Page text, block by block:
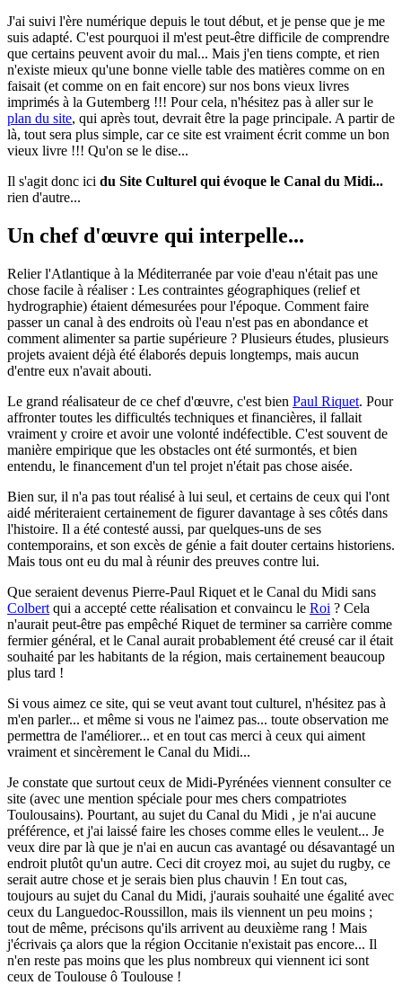
J'ai suivi l'ère numérique depuis le tout début, et je pense que je me
suis adapté. C'est pourquoi il m'est peut-être difficile de comprendre
que certains peuvent avoir du mal... Mais j'en tiens compte, et rien
n'existe mieux qu'une bonne vielle table des matières comme on en
faisait (et comme on en fait encore) sur nos bons vieux livres
imprimés à la Gutemberg !!! Pour cela, n'hésitez pas à aller sur le
plan du site, qui après tout, devrait être la page principale. A partir de
là, tout sera plus simple, car ce site est vraiment écrit comme un bon
vieux livre !!! Qu'on se le dise...
Il s'agit donc ici du Site Culturel qui évoque le Canal du Midi...
rien d'autre...
Un chef d'œuvre qui interpelle...
Relier l'Atlantique à la Méditerranée par voie d'eau n'était pas une
chose facile à réaliser : Les contraintes géographiques (relief et
hydrographie) étaient démesurées pour l'époque. Comment faire
passer un canal à des endroits où l'eau n'est pas en abondance et
comment alimenter sa partie supérieure ? Plusieurs études, plusieurs
projets avaient déjà été élaborés depuis longtemps, mais aucun
d'entre eux n'avait abouti.
Le grand réalisateur de ce chef d'œuvre, c'est bien Paul Riquet. Pour
affronter toutes les difficultés techniques et financières, il fallait
vraiment y croire et avoir une volonté indéfectible. C'est souvent de
manière empirique que les obstacles ont été surmontés, et bien
entendu, le financement d'un tel projet n'était pas chose aisée.
Bien sur, il n'a pas tout réalisé à lui seul, et certains de ceux qui l'ont
aidé mériteraient certainement de figurer davantage à ses côtés dans
l'histoire. Il a été contesté aussi, par quelques-uns de ses
contemporains, et son excès de génie a fait douter certains historiens.
Mais tous ont eu du mal à réunir des preuves contre lui.
Que seraient devenus Pierre-Paul Riquet et le Canal du Midi sans
Colbert qui a accepté cette réalisation et convaincu le Roi ? Cela
n'aurait peut-être pas empêché Riquet de terminer sa carrière comme
fermier général, et le Canal aurait probablement été creusé car il était
souhaité par les habitants de la région, mais certainement beaucoup
plus tard !
Si vous aimez ce site, qui se veut avant tout culturel, n'hésitez pas à
m'en parler... et même si vous ne l'aimez pas... toute observation me
permettra de l'améliorer... et en tout cas merci à ceux qui aiment
vraiment et sincèrement le Canal du Midi...
Je constate que surtout ceux de Midi-Pyrénées viennent consulter ce
site (avec une mention spéciale pour mes chers compatriotes
Toulousains). Pourtant, au sujet du Canal du Midi , je n'ai aucune
préférence, et j'ai laissé faire les choses comme elles le veulent... Je
veux dire par là que je n'ai en aucun cas avantagé ou désavantagé un
endroit plutôt qu'un autre. Ceci dit croyez moi, au sujet du rugby, ce
serait autre chose et je serais bien plus chauvin ! En tout cas,
toujours au sujet du Canal du Midi, j'aurais souhaité une égalité avec
ceux du Languedoc-Roussillon, mais ils viennent un peu moins ;
tout de même, précisons qu'ils arrivent au deuxième rang ! Mais
j'écrivais ça alors que la région Occitanie n'existait pas encore... Il
n'en reste pas moins que les plus nombreux qui viennent ici sont
ceux de Toulouse ô Toulouse !